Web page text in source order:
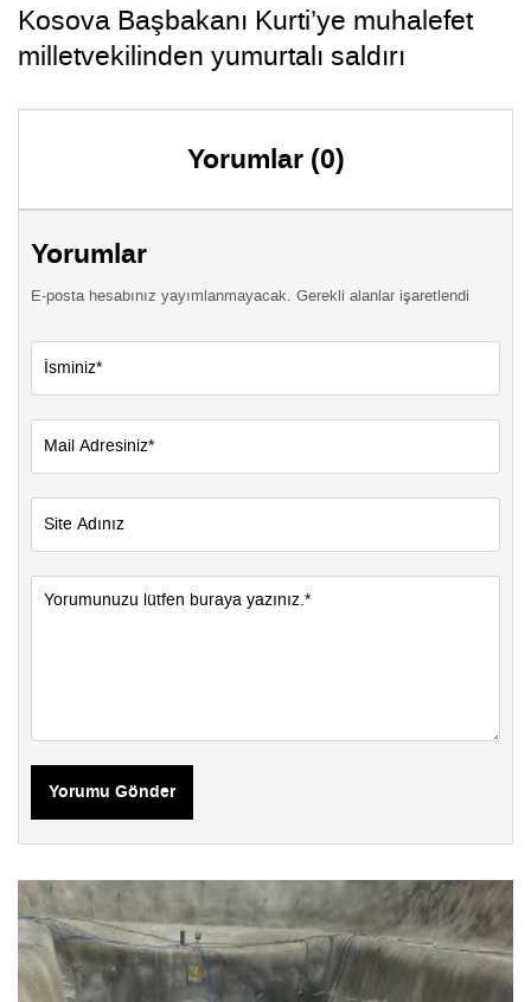
Kosova Başbakanı Kurti’ye muhalefet
milletvekilinden yumurtalı saldırı
Yorumlar (0)
Yorumlar
E-posta hesabınız yayımlanmayacak. Gerekli alanlar işaretlendi
Yorumu Gönder